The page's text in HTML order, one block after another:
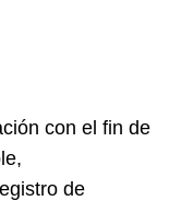
con el fin de
de